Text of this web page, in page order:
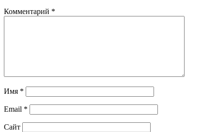
Комментарий *
Имя *
Email *
Сайт